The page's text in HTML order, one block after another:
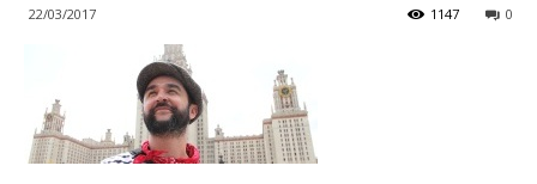
22/03/2017 0
1147